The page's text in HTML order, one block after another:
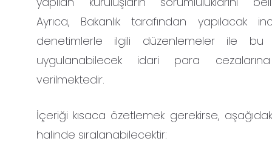
Ayrıca, Bakanlık tarafından yapılacak
denetimlerle ilgili düzenlemeler ile bu
uygulanabilecek idari para
verilmektedir.
İçeriği kısaca özetlemek gerekirse,
halinde sıralanabilecektir: